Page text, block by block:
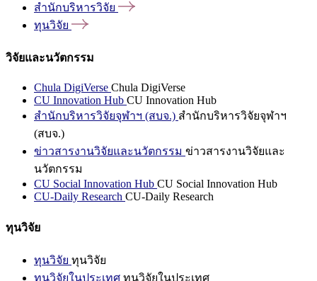
สำนักบริหารวิจัย
ทุนวิจัย
วิจัยและนวัตกรรม
Chula DigiVerse Chula DigiVerse
CU Innovation Hub CU Innovation Hub
สำนักบริหารวิจัยจุฬาฯ (สบจ.) สำนักบริหารวิจัยจุฬาฯ
(สบจ.)
ข่าวสารงานวิจัยและนวัตกรรม ข่าวสารงานวิจัยและ
นวัตกรรม
CU Social Innovation Hub CU Social Innovation Hub
CU-Daily Research CU-Daily Research
ทุนวิจัย
ทุนวิจัย ทุนวิจัย
ทุนวิจัยในประเทศ ทุนวิจัยในประเทศ